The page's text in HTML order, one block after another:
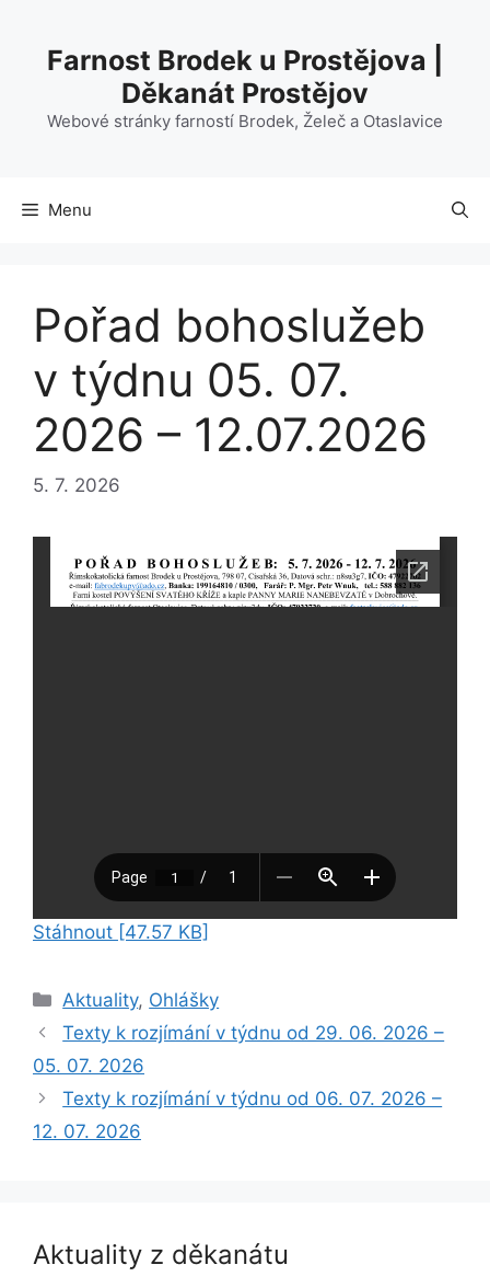
obsahFarnost Brodek u Prostějova |
Děkanát Prostějov
Webové stránky farností Brodek, Želeč a Otaslavice
Menu
Pořad bohoslužeb
v týdnu 05. 07.
2026 – 12.07.2026
5. 7. 2026
Stáhnout [47.57 KB]
Rubriky
Aktuality, Ohlášky
Texty k rozjímání v týdnu od 29. 06. 2026 –
05. 07. 2026
Texty k rozjímání v týdnu od 06. 07. 2026 –
12. 07. 2026
Aktuality z děkanátu